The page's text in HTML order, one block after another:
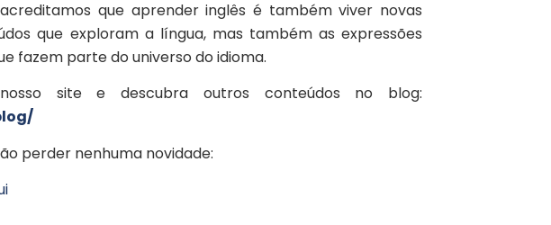
que aprender inglês é também viver novas
que exploram a língua, mas também as expressões
fazem parte do universo do idioma.
site e descubra outros conteúdos no blog:
perder nenhuma novidade: